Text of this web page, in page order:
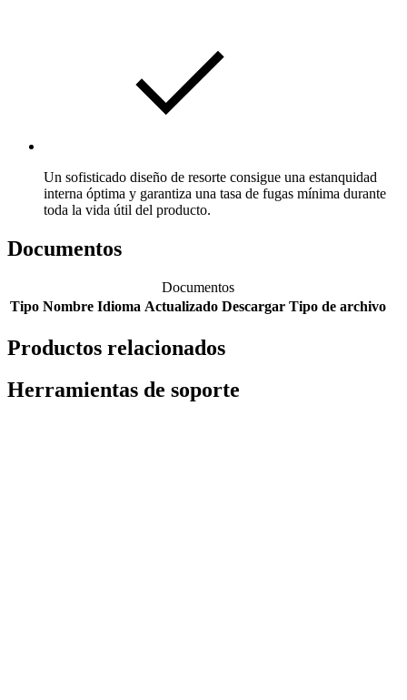
Un sofisticado diseño de resorte consigue una estanquidad
interna óptima y garantiza una tasa de fugas mínima durante
toda la vida útil del producto.
Documentos
Documentos
Tipo Nombre Idioma Actualizado Descargar Tipo de archivo
Productos relacionados
Herramientas de soporte